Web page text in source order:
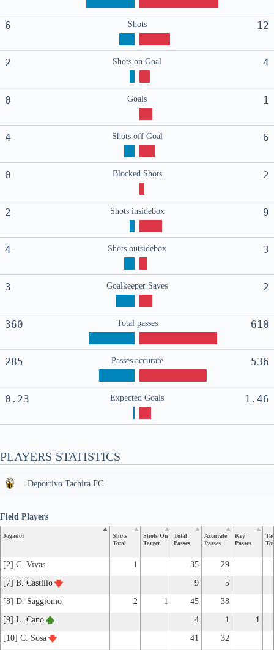
6 Shots 12
2 Shots on Goal 4
0 Goals 1
4 Shots off Goal 6
0 Blocked Shots 2
2 Shots insidebox 9
4 Shots outsidebox 3
3 Goalkeeper Saves 2
360 Total passes 610
285 Passes accurate 536
0.23 Expected Goals 1.46
PLAYERS STATISTICS
Deportivo Tachira FC
Jogador
Shots
Total
Shots On
Target
Total
Passes
Accurate
Passes
Key
Passes
[2] C. Vivas 1 35
29
[7] B. Castillo
9
5
[8] D. Saggiomo
2 1 45
38
[9] L. Cano
4 1
1
[10] C. Sosa
41 32
Field Players